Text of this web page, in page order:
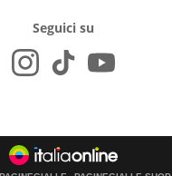
Seguici su